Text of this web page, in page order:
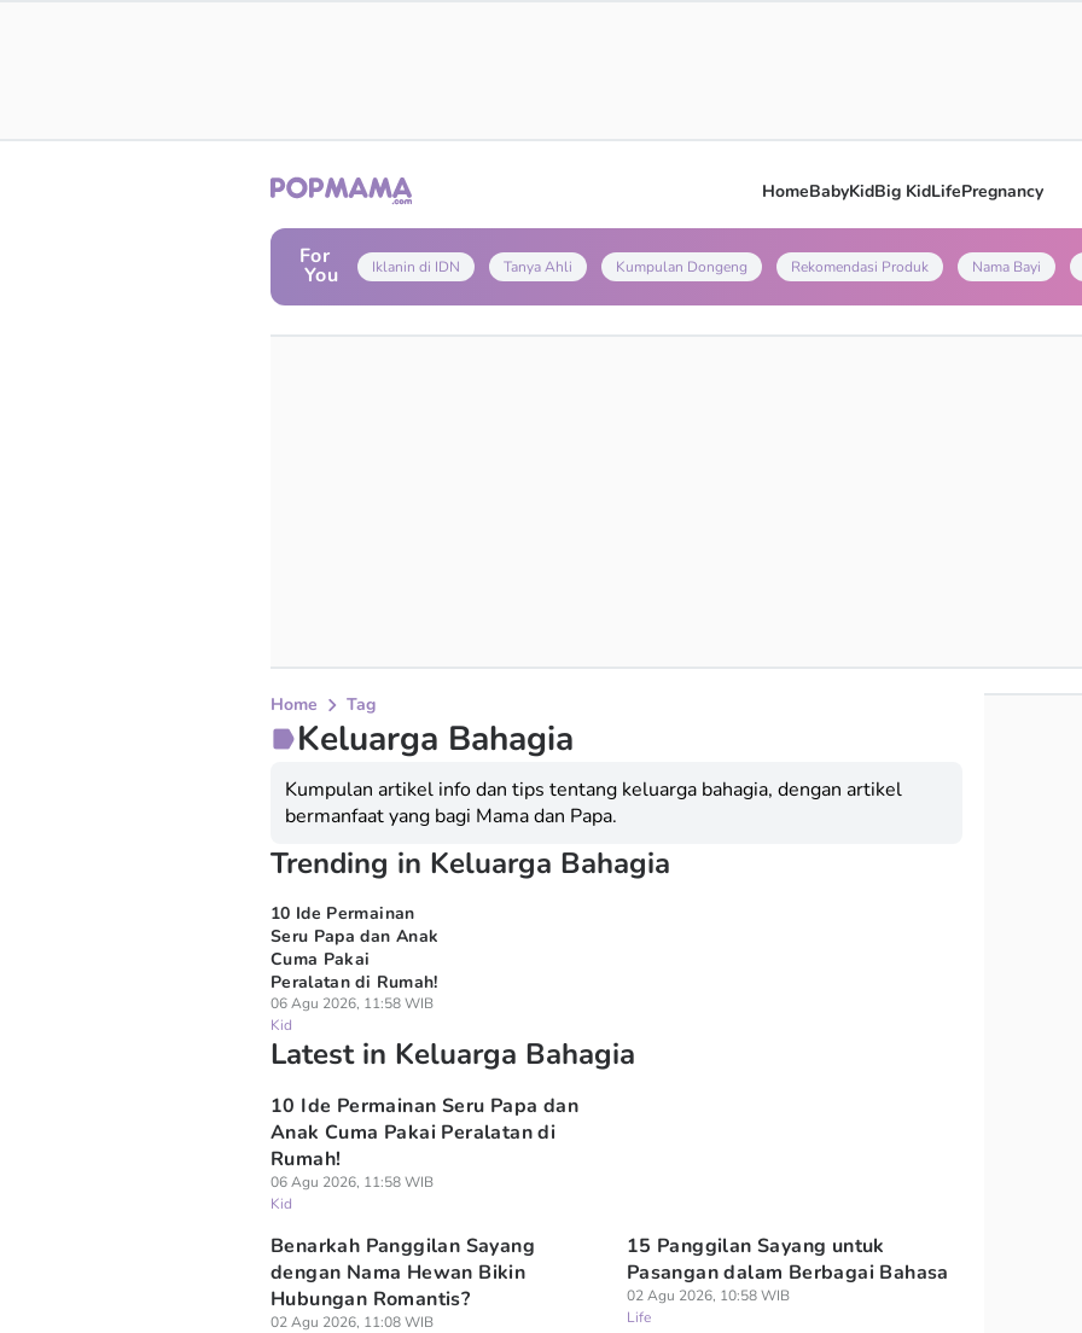
HomeBabyKidBig KidLifePregnancy
For
You Iklanin di IDN Tanya Ahli Kumpulan Dongeng Rekomendasi Produk Nama Bayi
Home Tag
Keluarga Bahagia
Kumpulan artikel info dan tips tentang keluarga bahagia, dengan artikel
bermanfaat yang bagi Mama dan Papa.
Trending in Keluarga Bahagia
10 Ide Permainan
Seru Papa dan Anak
Cuma Pakai
Peralatan di Rumah!
06 Agu 2026, 11:58 WIB
Kid
Latest in Keluarga Bahagia
10 Ide Permainan Seru Papa dan
Anak Cuma Pakai Peralatan di
Rumah!
06 Agu 2026, 11:58 WIB
Kid
Benarkah Panggilan Sayang
dengan Nama Hewan Bikin
Hubungan Romantis?
02 Agu 2026, 11:08 WIB
15 Panggilan Sayang untuk
Pasangan dalam Berbagai Bahasa
02 Agu 2026, 10:58 WIB
Life